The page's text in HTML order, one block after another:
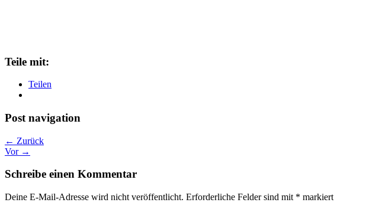
Teile mit:
Teilen
Post navigation
← Zurück
Vor →
Schreibe einen Kommentar
Deine E-Mail-Adresse wird nicht veröffentlicht. Erforderliche Felder sind mit * markiert